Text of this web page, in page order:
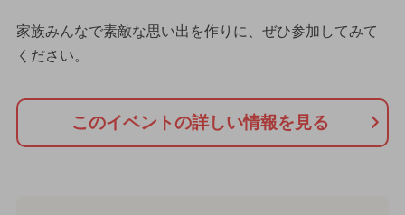
家族みんなで素敵な思い出を作りに、ぜひ参加してみて
ください。
このイベントの詳しい情報を見る